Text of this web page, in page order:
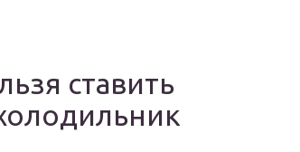
ставить